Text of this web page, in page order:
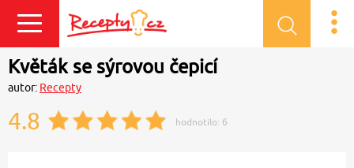
Přihlásit se
Květák se sýrovou čepicí
autor: Recepty
4.8 hodnotilo: 6